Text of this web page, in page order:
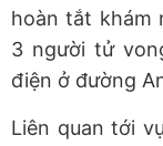
hoàn tắt khám
3 người tử
điện ở đường
Liên quan tới